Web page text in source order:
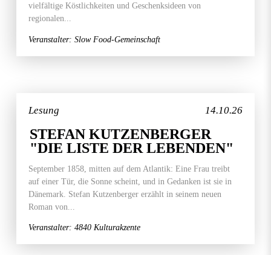
vielfältige Köstlichkeiten und Geschenksideen von
regionalen...
Veranstalter: Slow Food-Gemeinschaft
14.10.26
Lesung
STEFAN KUTZENBERGER
"DIE LISTE DER LEBENDEN"
September 1858, mitten auf dem Atlantik: Eine Frau treibt
auf einer Tür, die Sonne scheint, und in Gedanken ist sie in
Dänemark. Stefan Kutzenberger erzählt in seinem neuen
Roman von...
Veranstalter: 4840 Kulturakzente